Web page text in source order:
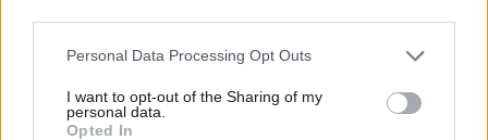
negar su consentimiento. Tenga en cuenta que algún
de su consentimiento, pero usted tiene el derecho de
rechazar tal procesamiento. Sus preferencias se aplicarán
Personal Data Processing Opt Outs
I want to opt-out of the Sharing of my
personal data.
Opted In